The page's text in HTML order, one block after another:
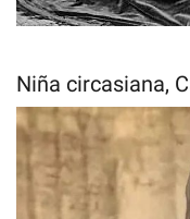
Niña circasiana,